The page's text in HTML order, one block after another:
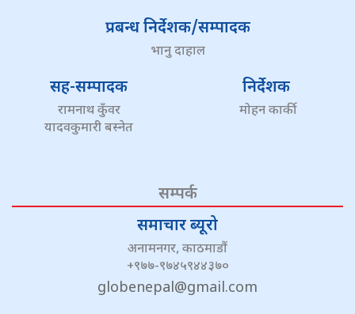
प्रबन्ध निर्देशक/सम्पादक
भानु दाहाल
सह-सम्पादक
रामनाथ कुँवर
यादवकुमारी बस्नेत
निर्देशक
मोहन कार्की
सम्पर्क
समाचार ब्यूरो
अनामनगर, काठमाडौं
+९७७-९७४५९४४३७०
globenepal@gmail.com